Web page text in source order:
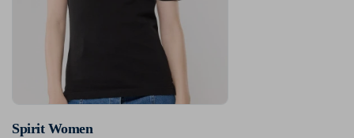
Spirit Women